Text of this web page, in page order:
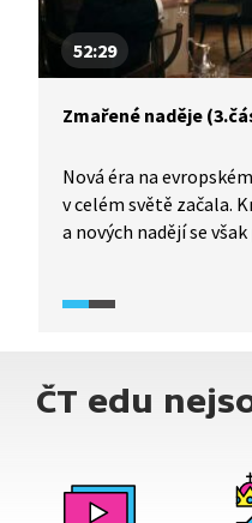
armády na
52:29
Zmařené naděje
Nová éra na
v celém světě začala.
a nových nadějí se
vymykat kontrole.
ČT edu